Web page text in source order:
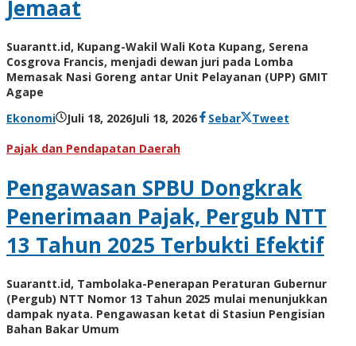
Jemaat
Suarantt.id, Kupang-Wakil Wali Kota Kupang, Serena
Cosgrova Francis, menjadi dewan juri pada Lomba
Memasak Nasi Goreng antar Unit Pelayanan (UPP) GMIT
Agape
Ekonomi
Juli 18, 2026Juli 18, 2026olehSebar
Tweet
Pajak dan Pendapatan Daerah
Pengawasan SPBU Dongkrak
Penerimaan Pajak, Pergub NTT
13 Tahun 2025 Terbukti Efektif
Suarantt.id, Tambolaka-Penerapan Peraturan Gubernur
(Pergub) NTT Nomor 13 Tahun 2025 mulai menunjukkan
dampak nyata. Pengawasan ketat di Stasiun Pengisian
Bahan Bakar Umum